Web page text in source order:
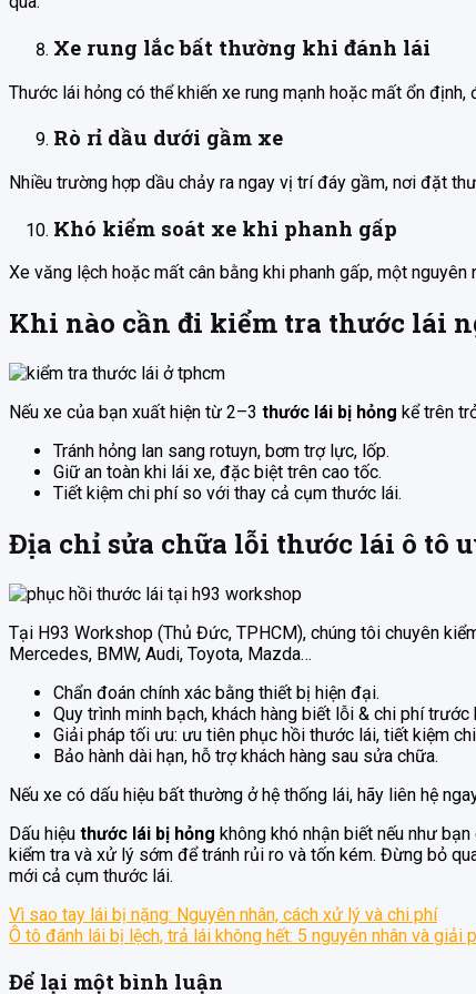
Xe rung lắc bất thường khi đánh lái
Thước lái hỏng có thể khiến xe rung mạnh hoặc mất ổn
Rò rỉ dầu dưới gầm xe
Nhiều trường hợp dầu chảy ra ngay vị trí đáy gầm, nơi đặt
Khó kiểm soát xe khi phanh gấp
Xe văng lệch hoặc mất cân bằng khi phanh gấp, một
Khi nào cần đi kiểm tra thước lái
Nếu xe của bạn xuất hiện từ 2–3 thước lái bị hỏng kể trên
Tránh hỏng lan sang rotuyn, bơm trợ lực, lốp.
Giữ an toàn khi lái xe, đặc biệt trên cao tốc.
Tiết kiệm chi phí so với thay cả cụm thước lái.
Địa chỉ sửa chữa lỗi thước lái ô tô
Tại H93 Workshop (Thủ Đức, TPHCM), chúng tôi chuyên
Mercedes, BMW, Audi, Toyota, Mazda…
Chẩn đoán chính xác bằng thiết bị hiện đại.
Quy trình minh bạch, khách hàng biết lỗi & chi phí trước
Giải pháp tối ưu: ưu tiên phục hồi thước lái, tiết kiệm
Bảo hành dài hạn, hỗ trợ khách hàng sau sửa chữa.
Nếu xe có dấu hiệu bất thường ở hệ thống lái, hãy liên hệ
Dấu hiệu thước lái bị hỏng không khó nhận biết nếu như
kiểm tra và xử lý sớm để tránh rủi ro và tốn kém. Đừng bỏ
mới cả cụm thước lái.
Vì sao tay lái bị nặng: Nguyên nhân, cách xử lý và chi phí
Ô tô đánh lái bị lệch, trả lái không hết: 5 nguyên nhân và giải
Để lại một bình luận